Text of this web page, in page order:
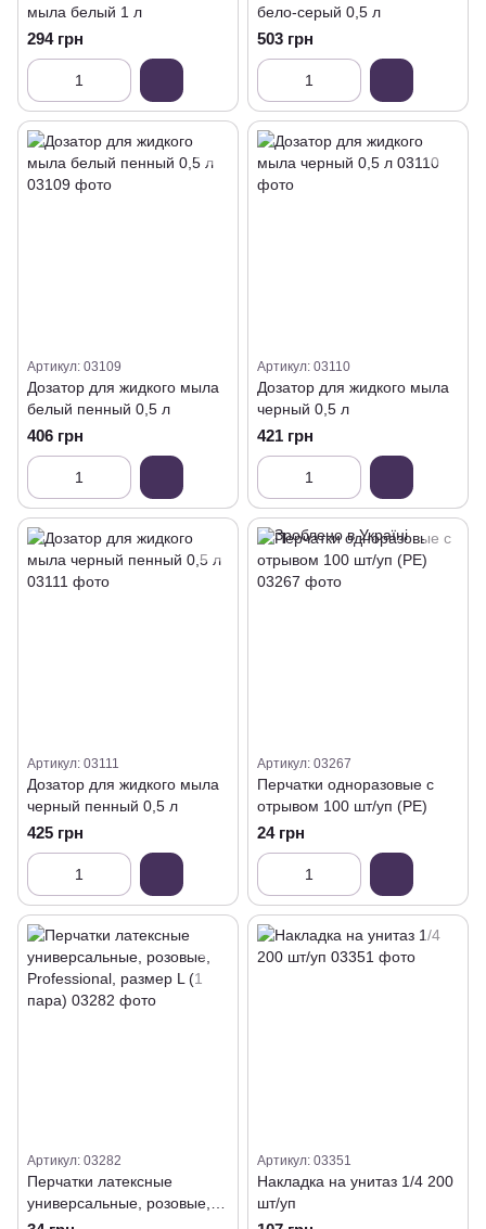
мыла белый 1 л
294 грн
бело-серый 0,5 л
503 грн
Артикул: 03109
Дозатор для жидкого мыла
белый пенный 0,5 л
406 грн
Артикул: 03110
Дозатор для жидкого мыла
черный 0,5 л
421 грн
Артикул: 03111
Дозатор для жидкого мыла
черный пенный 0,5 л
425 грн
Артикул: 03267
Перчатки одноразовые с
отрывом 100 шт/уп (PE)
24 грн
Артикул: 03282
Перчатки латексные
универсальные, розовые,
Professional, размер L (1
Артикул: 03351
Накладка на унитаз 1/4 200
шт/уп